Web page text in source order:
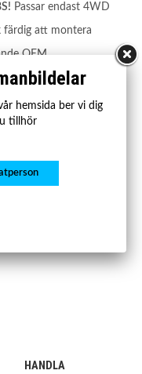
Passar endast 4WD
färdig att montera
OEM
HANDLA
hemsida ber vi dig
tillhör